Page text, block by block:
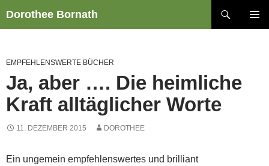
Inhalt
Dorothee Bornath
EMPFEHLENSWERTE BÜCHER
Ja, aber …. Die heimliche
Kraft alltäglicher Worte
11. DEZEMBER 2015 DOROTHEE
Ein ungemein empfehlenswertes und brilliant